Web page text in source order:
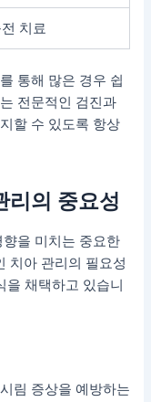
치료
통해 많은 경우 쉽
전문적인 검진과
할 수 있도록 항상
리의 중요성
을 미치는 중요한
치아 관리의 필요성
을 채택하고 있습니
림 증상을 예방하는